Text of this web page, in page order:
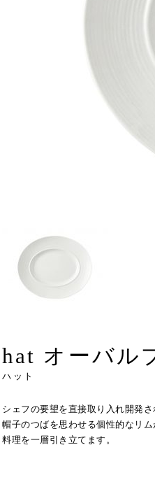
hat オーバル
ハット
シェフの要望を直接取り入れ開発さ
帽子のつばを思わせる個性的なリム
料理を一層引き立てます。